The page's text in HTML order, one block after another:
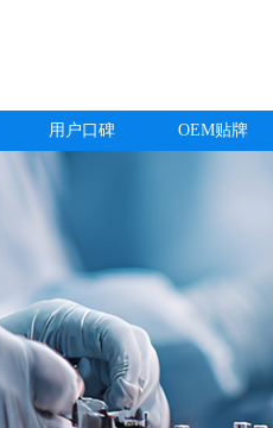
用户口碑 OEM贴牌